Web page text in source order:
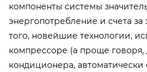
компоненты системы
энергопотребление и счета
того, новейшие технологии,
компрессоре (а проще говоря,
кондиционера, автоматически